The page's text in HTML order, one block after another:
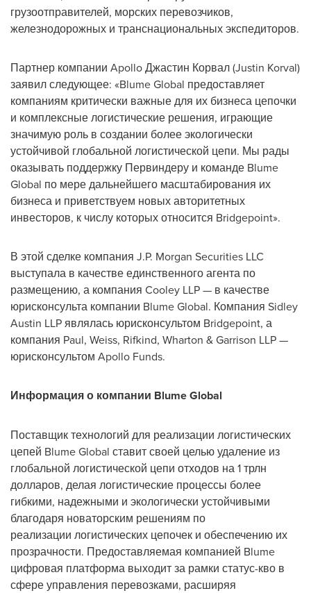
грузоотправителей, морских перевозчиков,
железнодорожных и транснациональных экспедиторов.
Партнер компании Apollo Джастин Корвал (Justin Korval)
заявил следующее: «Blume Global предоставляет
компаниям критически важные для их бизнеса цепочки
и комплексные логистические решения, играющие
значимую роль в создании более экологически
устойчивой глобальной логистической цепи. Мы рады
оказывать поддержку Первиндеру и команде Blume
Global по мере дальнейшего масштабирования их
бизнеса и приветствуем новых авторитетных
инвесторов, к числу которых относится Bridgepoint».
В этой сделке компания J.P. Morgan Securities LLC
выступала в качестве единственного агента по
размещению, а компания Cooley LLP — в качестве
юрисконсульта компании Blume Global. Компания Sidley
Austin LLP являлась юрисконсультом Bridgepoint, а
компания Paul, Weiss, Rifkind, Wharton & Garrison LLP —
юрисконсультом Apollo Funds.
Информация о компании Blume Global
Поставщик технологий для реализации логистических
цепей Blume Global ставит своей целью удаление из
глобальной логистической цепи отходов на 1 трлн
долларов, делая логистические процессы более
гибкими, надежными и экологически устойчивыми
благодаря новаторским решениям по
реализации логистических цепочек и обеспечению их
прозрачности. Предоставляемая компанией Blume
цифровая платформа выходит за рамки статус-кво в
сфере управления перевозками, расширяя